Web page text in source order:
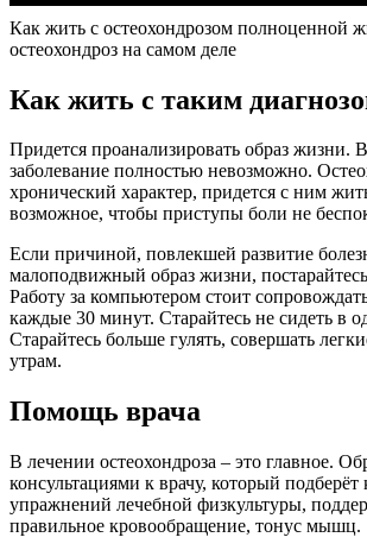
Как жить с остеохондрозом полноценной
остеохондроз на самом деле
Как жить с таким
Придется проанализировать образ жизни.
заболевание полностью невозможно.
хронический характер, придется с ним
возможное, чтобы приступы боли не
Если причиной, повлекшей развитие
малоподвижный образ жизни,
Работу за компьютером стоит
каждые 30 минут. Старайтесь не сидеть в
Старайтесь больше гулять, совершать
утрам.
Помощь врача
В лечении остеохондроза – это главное.
консультациями к врачу, который подберёт
упражнений лечебной физкультуры,
правильное кровообращение, тонус мышц.